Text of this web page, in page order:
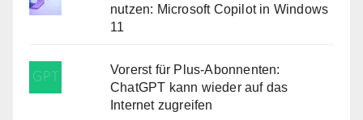
nutzen: Microsoft Copilot in Windows
11
Vorerst für Plus-Abonnenten:
ChatGPT kann wieder auf das
Internet zugreifen